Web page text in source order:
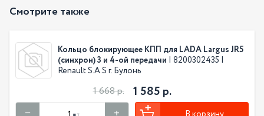
Смотрите также
Кольцо блокирующее КПП для LADA Largus JR5
(синхрон) 3 и 4-ой передачи | 8200302435 |
Renault S.A.S г. Булонь
1 668 р. 1 585 р.